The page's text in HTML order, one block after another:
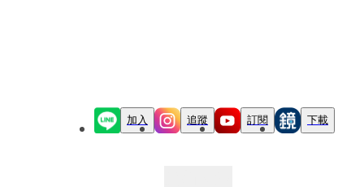
加入 追蹤 訂閱 下載